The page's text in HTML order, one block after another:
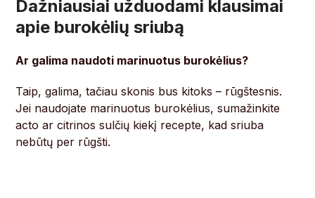
Dažniausiai užduodami klausimai
apie burokėlių sriubą
Ar galima naudoti marinuotus burokėlius?
Taip, galima, tačiau skonis bus kitoks – rūgštesnis.
Jei naudojate marinuotus burokėlius, sumažinkite
acto ar citrinos sulčių kiekį recepte, kad sriuba
nebūtų per rūgšti.